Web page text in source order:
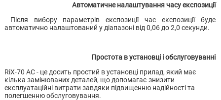
Автоматичне налаштування часу експозиції
Після вибору параметрів експозиції час експозиції буде
автоматично налаштований у діапазоні від 0,06 до 2,0 секунди.
Простота в установці і обслуговуванні
RiX-70 AC - це досить простий в установці прилад, який має
кілька замінюваних деталей, що допомагає знизити
експлуатаційні витрати завдяки підвищенню надійності та
полегшенню обслуговування.